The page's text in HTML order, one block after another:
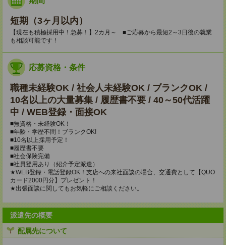
短期（3ヶ月以内）
【現在も積極採用中！急募！】2カ月～ ■ご応募から最短2～3日後の就業
も相談可能です！
応募資格・条件
職種未経験OK / 社会人未経験OK / ブランクOK /
10名以上の大量募集 / 履歴書不要 / 40～50代活躍
中 / WEB登録・面接OK
■無資格・未経験OK！
■年齢・学歴不問！ブランクOK!
■10名以上採用予定！
■履歴書不要
■社会保険完備
■社員登用あり（紹介予定派遣）
★WEB登録・電話登録OK！支店への来社面談の場合、交通費として【QUO
カード2000円分】プレゼント！
★出張面談に関してもお気軽にご相談ください。
派遣先の概要
配属先について